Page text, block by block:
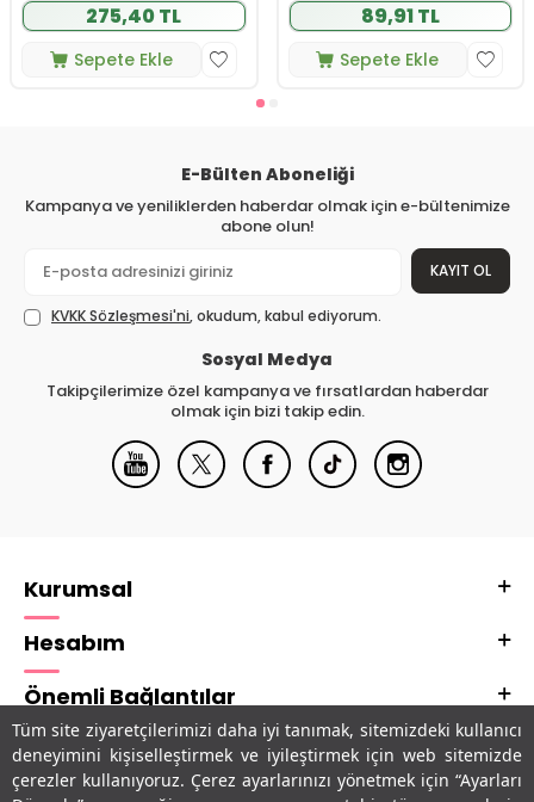
Tüm site ziyaretçilerimizi daha iyi tanımak, sitemizdeki kullanıcı
deneyimini kişiselleştirmek ve iyileştirmek için web sitemizde
çerezler kullanıyoruz. Çerez ayarlarınızı yönetmek için “Ayarları
275,40 TL
Sepete Ekle
89,91 TL
Sepete Ekle
E-Bülten Aboneliği
Kampanya ve yeniliklerden haberdar olmak için e-bültenimize
abone olun!
KAYIT OL
KVKK Sözleşmesi'ni, okudum, kabul ediyorum.
Sosyal Medya
Takipçilerimize özel kampanya ve fırsatlardan haberdar
olmak için bizi takip edin.
Kurumsal
Hesabım
Önemli Bağlantılar
Adres & İletişim